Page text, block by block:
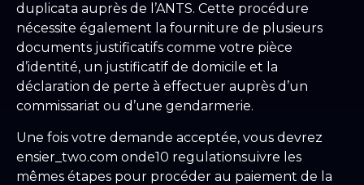
duplicata auprès de l’ANTS. Cette procédure
nécessite également la fourniture de plusieurs
documents justificatifs comme votre pièce
d’identité, un justificatif de domicile et la
déclaration de perte à effectuer auprès d’un
commissariat ou d’une gendarmerie.
Une fois votre demande acceptée, vous devrez
ensier_two.com onde10 regulationsuivre les
mêmes étapes pour procéder au paiement de la